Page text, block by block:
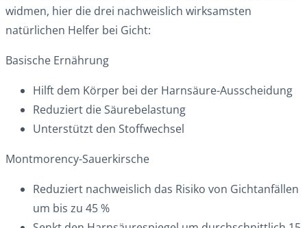
widmen, hier die drei nachweislich wirksamsten
natürlichen Helfer bei Gicht:
Basische Ernährung
Hilft dem Körper bei der Harnsäure-Ausscheidung
Reduziert die Säurebelastung
Unterstützt den Stoffwechsel
Montmorency-Sauerkirsche
Reduziert nachweislich das Risiko von Gichtanfällen
um bis zu 45 %